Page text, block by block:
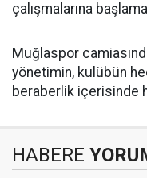
çalışmalarına
Muğlaspor
yönetimin, kulübün
beraberlik içerisinde
HABERE